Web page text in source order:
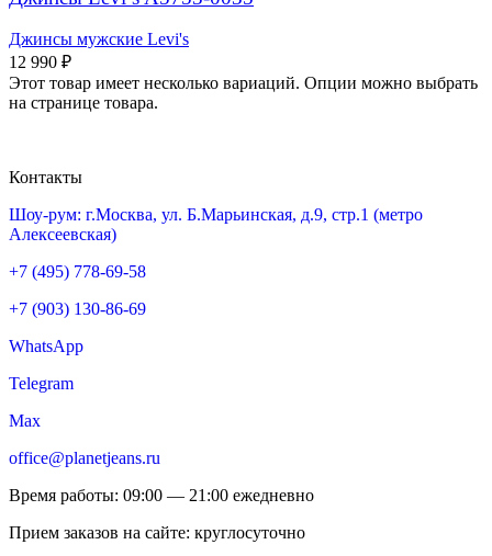
Джинсы мужские Levi's
12 990 ₽
Этот товар имеет несколько вариаций. Опции можно выбрать
на странице товара.
Контакты
Шоу-рум: г.Москва, ул. Б.Марьинская, д.9, стр.1 (метро
Алексеевская)
+7 (495) 778-69-58
+7 (903) 130-86-69
WhatsApp
Telegram
Max
office@planetjeans.ru
Время работы: 09:00 — 21:00 ежедневно
Прием заказов на сайте: круглосуточно